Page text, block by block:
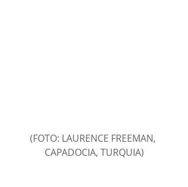
(FOTO: LAURENCE FREEMAN,
CAPADOCIA, TURQUIA)